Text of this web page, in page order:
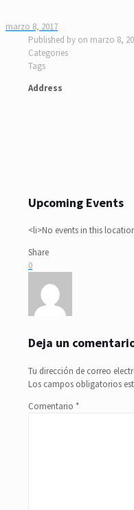
marzo 8, 2017
Published by on marzo 8,
Categories
Tags
Address
Upcoming Events
<li>No events in this
Share
0
Deja un
Tu dirección de correo
Los campos obligatorios
Comentario *